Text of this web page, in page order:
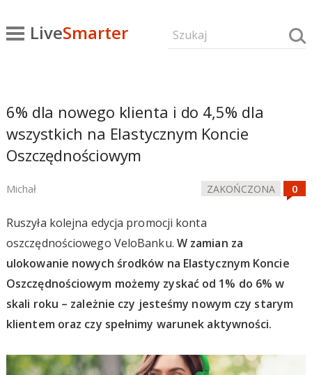
LiveSmarter
6% dla nowego klienta i do 4,5% dla
wszystkich na Elastycznym Koncie
Oszczędnościowym
Michał ZAKOŃCZONA
Ruszyła kolejna edycja promocji konta
oszczędnościowego VeloBanku. W zamian za
ulokowanie nowych środków na Elastycznym Koncie
Oszczędnościowym możemy zyskać od 1% do 6% w
skali roku – zależnie czy jesteśmy nowym czy starym
klientem oraz czy spełnimy warunek aktywności.